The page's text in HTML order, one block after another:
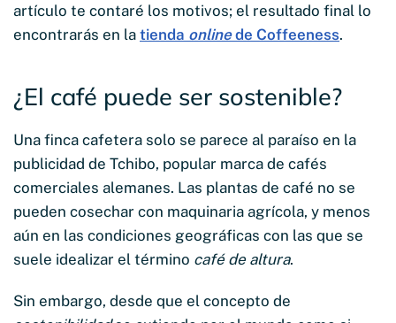
artículo te contaré los motivos; el resultado final lo
encontrarás en la tienda onlinede Coffeeness.
¿El café puede ser sostenible?
Una finca cafetera solo se parece al paraíso en la
publicidad de Tchibo, popular marca de cafés
comerciales alemanes. Las plantas de café no se
pueden cosechar con maquinaria agrícola, y menos
aún en las condiciones geográficas con las que se
suele idealizar el término café de altura.
Sin embargo, desde que el concepto de